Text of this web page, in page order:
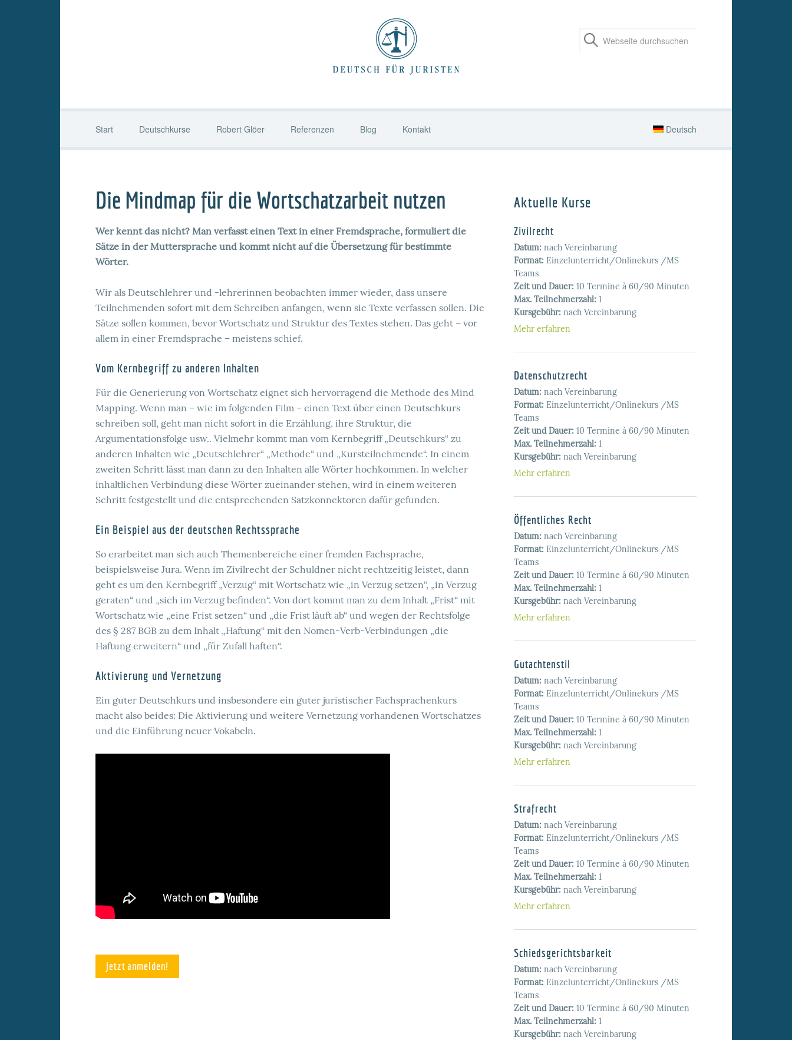
Start Deutschkurse Robert Glöer Referenzen Blog Kontakt Deutsch
Die Mindmap für die Wortschatzarbeit nutzen
Wer kennt das nicht? Man verfasst einen Text in einer Fremdsprache, formuliert die
Sätze in der Muttersprache und kommt nicht auf die Übersetzung für bestimmte
Wörter.
Wir als Deutschlehrer und -lehrerinnen beobachten immer wieder, dass unsere
Teilnehmenden sofort mit dem Schreiben anfangen, wenn sie Texte verfassen sollen. Die
Sätze sollen kommen, bevor Wortschatz und Struktur des Textes stehen. Das geht – vor
allem in einer Fremdsprache – meistens schief.
Vom Kernbegriff zu anderen Inhalten
Für die Generierung von Wortschatz eignet sich hervorragend die Methode des Mind
Mapping. Wenn man – wie im folgenden Film – einen Text über einen Deutschkurs
schreiben soll, geht man nicht sofort in die Erzählung, ihre Struktur, die
Argumentationsfolge usw.. Vielmehr kommt man vom Kernbegriff „Deutschkurs“ zu
anderen Inhalten wie „Deutschlehrer“ „Methode“ und „Kursteilnehmende“. In einem
zweiten Schritt lässt man dann zu den Inhalten alle Wörter hochkommen. In welcher
inhaltlichen Verbindung diese Wörter zueinander stehen, wird in einem weiteren
Schritt festgestellt und die entsprechenden Satzkonnektoren dafür gefunden.
Ein Beispiel aus der deutschen Rechtssprache
So erarbeitet man sich auch Themenbereiche einer fremden Fachsprache,
beispielsweise Jura. Wenn im Zivilrecht der Schuldner nicht rechtzeitig leistet, dann
geht es um den Kernbegriff „Verzug“ mit Wortschatz wie „in Verzug setzen“, „in Verzug
geraten“ und „sich im Verzug befinden“. Von dort kommt man zu dem Inhalt „Frist“ mit
Wortschatz wie „eine Frist setzen“ und „die Frist läuft ab“ und wegen der Rechtsfolge
des § 287 BGB zu dem Inhalt „Haftung“ mit den Nomen-Verb-Verbindungen „die
Haftung erweitern“ und „für Zufall haften“.
Aktivierung und Vernetzung
Ein guter Deutschkurs und insbesondere ein guter juristischer Fachsprachenkurs
macht also beides: Die Aktivierung und weitere Vernetzung vorhandenen Wortschatzes
und die Einführung neuer Vokabeln.
Jetzt anmelden!
Aktuelle Kurse
Zivilrecht
Datum: nach Vereinbarung
Format: Einzelunterricht/Onlinekurs /MS
Teams
Zeit und Dauer: 10 Termine à 60/90 Minuten
Max. Teilnehmerzahl: 1
Kursgebühr: nach Vereinbarung
Mehr erfahren
Datenschutzrecht
Datum: nach Vereinbarung
Format: Einzelunterricht/Onlinekurs /MS
Teams
Zeit und Dauer: 10 Termine à 60/90 Minuten
Max. Teilnehmerzahl: 1
Kursgebühr: nach Vereinbarung
Mehr erfahren
Öffentliches Recht
Datum: nach Vereinbarung
Format: Einzelunterricht/Onlinekurs /MS
Teams
Zeit und Dauer: 10 Termine à 60/90 Minuten
Max. Teilnehmerzahl: 1
Kursgebühr: nach Vereinbarung
Mehr erfahren
Gutachtenstil
Datum: nach Vereinbarung
Format: Einzelunterricht/Onlinekurs /MS
Teams
Zeit und Dauer: 10 Termine à 60/90 Minuten
Max. Teilnehmerzahl: 1
Kursgebühr: nach Vereinbarung
Mehr erfahren
Strafrecht
Datum: nach Vereinbarung
Format: Einzelunterricht/Onlinekurs /MS
Teams
Zeit und Dauer: 10 Termine à 60/90 Minuten
Max. Teilnehmerzahl: 1
Kursgebühr: nach Vereinbarung
Mehr erfahren
Schiedsgerichtsbarkeit
Datum: nach Vereinbarung
Format: Einzelunterricht/Onlinekurs /MS
Teams
Zeit und Dauer: 10 Termine à 60/90 Minuten
Max. Teilnehmerzahl: 1
Kursgebühr: nach Vereinbarung